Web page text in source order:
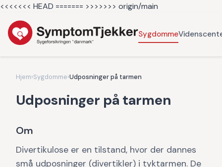
<<<<<<< HEAD ======= >>>>>>> origin/main
Sygdomme
Hjem›Sygdomme›Udposninger på tarmen
Udposninger på tarmen
Om
Divertikulose er en tilstand, hvor der dannes
små udposninger (divertikler) i tyktarmen. De